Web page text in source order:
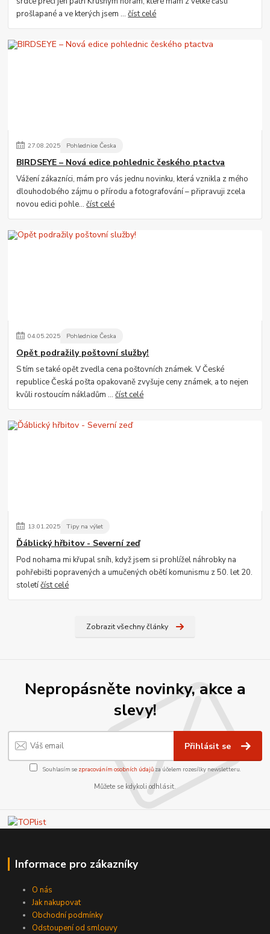
prošlapané a ve kterých jsem ...číst celé
27.08.2025 Pohlednice Česka
BIRDSEYE – Nová edice pohlednic českého ptactva
Vážení zákazníci, mám pro vás jednu novinku, která vznikla z mého
dlouhodobého zájmu o přírodu a fotografování – připravuji zcela
novou edici pohle...číst celé
04.05.2025 Pohlednice Česka
Opět podražily poštovní služby!
S tím se také opět zvedla cena poštovních známek. V České
republice Česká pošta opakovaně zvyšuje ceny známek, a to nejen
kvůli rostoucím nákladům ...číst celé
13.01.2025 Tipy na výlet
Ďáblický hřbitov - Severní zeď
Pod nohama mi křupal sníh, když jsem si prohlížel náhrobky na
pohřebišti popravených a umučených obětí komunismu z 50. let 20.
stoletíčíst celé
Zobrazit všechny články
Nepropásněte novinky, akce a
slevy!
Přihlásit se
Souhlasím se zpracováním osobních údajůza účelem rozesílky newsletteru.
Můžete se kdykoli odhlásit.
Informace pro zákazníky
O nás
Jak nakupovat
Obchodní podmínky
Odstoupení od smlouvy